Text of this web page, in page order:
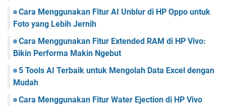
Cara Menggunakan Fitur AI Unblur di HP Oppo untuk
Foto yang Lebih Jernih
Cara Menggunakan Fitur Extended RAM di HP Vivo:
Bikin Performa Makin Ngebut
5 Tools AI Terbaik untuk Mengolah Data Excel dengan
Mudah
Cara Menggunakan Fitur Water Ejection di HP Vivo